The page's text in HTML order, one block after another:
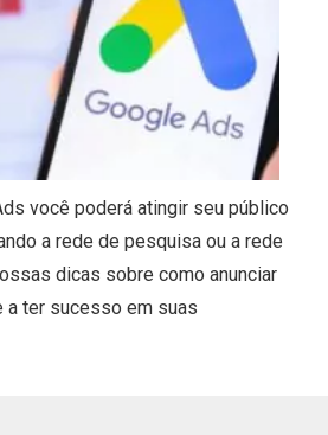
você poderá atingir seu público
a rede de pesquisa ou a rede
dicas sobre como anunciar
a ter sucesso em suas